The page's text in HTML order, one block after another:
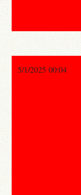
5/1/2025 00:04